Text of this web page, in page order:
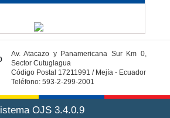
Av. Atacazo y Panamericana Sur Km 0,
Sector Cutuglagua
Código Postal 17211991 / Mejía - Ecuador
Teléfono: 593-2-299-2001
OJS 3.4.0.9